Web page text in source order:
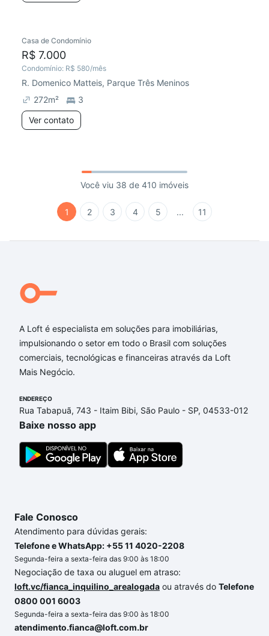
Casa de Condomínio
R$ 7.000
Condomínio: R$ 580/mês
R. Domenico Matteis, Parque Três Meninos
272m²
3
Ver contato
Você viu 38 de 410 imóveis
1 2 3 4 5 ... 11
A Loft é especialista em soluções para imobiliárias,
impulsionando o setor em todo o Brasil com soluções
comerciais, tecnológicas e financeiras através da Loft
Mais Negócio.
ENDEREÇO
Rua Tabapuã, 743 - Itaim Bibi, São Paulo - SP, 04533-012
Baixe nosso app
Fale Conosco
Atendimento para dúvidas gerais:
Telefone e WhatsApp: +55 11 4020-2208
Segunda-feira a sexta-feira das 9:00 às 18:00
Negociação de taxa ou aluguel em atraso:
loft.vc/fianca_inquilino_arealogada ou através do Telefone
0800 001 6003
Segunda-feira a sexta-feira das 9:00 às 18:00
atendimento.fianca@loft.com.br